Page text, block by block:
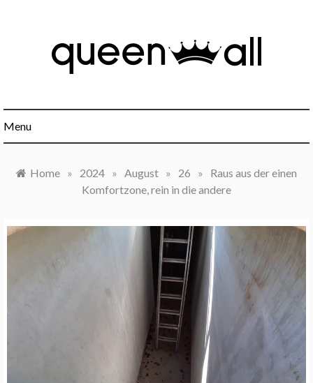
Menu
Home » 2024 » August » 26 »
Raus aus der einen
Komfortzone, rein in die andere